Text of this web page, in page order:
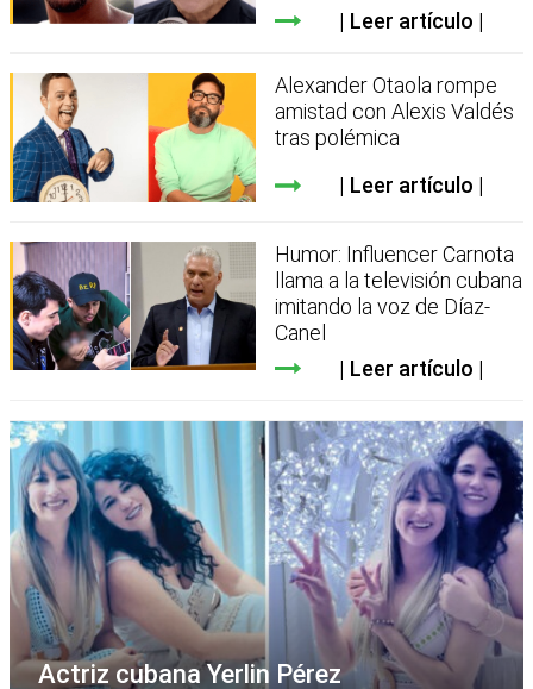
Leer artículo
Alexander Otaola rompe
amistad con Alexis Valdés
tras polémica
Leer artículo
Humor: Influencer Carnota
llama a la televisión cubana
imitando la voz de Díaz-
Canel
Leer artículo
Actriz cubana Yerlin Pérez